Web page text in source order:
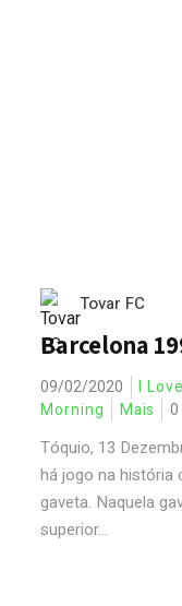
Tovar FC
Barcelona
09/02/2020
I
Morning
Mais
Tóquio, 13
há jogo na história
gaveta. Naquela
superior...